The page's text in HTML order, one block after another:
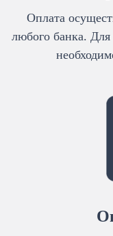
Оплата
любого банка.